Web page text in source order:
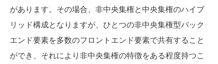
があります。その場合、非中央集権と中央集権のハイブ
リッド構成となりますが、ひとつの非中央集権型バック
エンド要素を多数のフロントエンド要素で共有すること
ができ、それにより非中央集権の特徴をある程度持つこ